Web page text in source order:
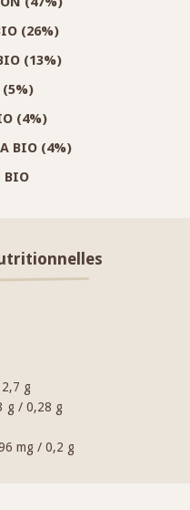
(26%)
(13%)
(5%)
(4%)
BIO (4%)
BIO
g
g / 0,28 g
mg / 0,2 g